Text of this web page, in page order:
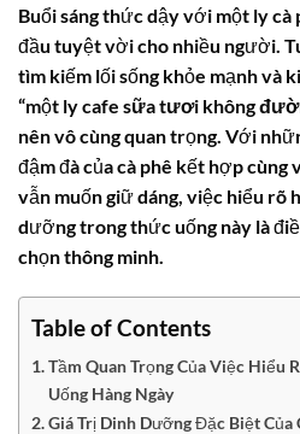
Buổi sáng thức dậy với một ly
đầu tuyệt vời cho nhiều người.
tìm kiếm lối sống khỏe mạnh và
“một lycafe sữa tươi không
nên vô cùng quan trọng. Với
đậm đà của cà phê kết hợp cùng
vẫn muốn giữ dáng, việc hiểu rõ
dưỡng trong thức uống này là
chọn thông minh.
Table of Contents
Tầm Quan Trọng Của Việc Hiểu
Uống Hàng Ngày
Giá Trị Dinh Dưỡng Đặc Biệt Của